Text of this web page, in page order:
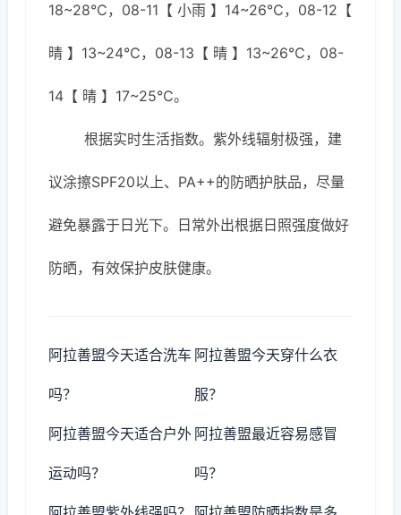
18~28℃，08-11【 小雨 】14~26℃，08-12【
晴 】13~24℃，08-13【 晴 】13~26℃，08-
14【 晴 】17~25℃。
根据实时生活指数。紫外线辐射极强，建
议涂擦SPF20以上、PA++的防晒护肤品，尽量
避免暴露于日光下。日常外出根据日照强度做好
防晒，有效保护皮肤健康。
阿拉善盟今天适合洗车
吗？
阿拉善盟今天穿什么衣
服？
阿拉善盟今天适合户外
运动吗？
阿拉善盟最近容易感冒
吗？